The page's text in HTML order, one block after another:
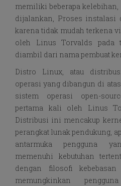
memiliki beberapa
dijalankan, Proses instalasi
karena tidak mudah terkena
oleh Linus Torvalds pada
diambil dari nama pembuat
Distro Linux, atau
operasi yang dibangun di
sistem operasi open-
pertama kali oleh Linus
Distribusi ini mencakup
perangkat lunak pendukung,
antarmuka pengguna
memenuhi kebutuhan
dengan filosofi
memungkinkan